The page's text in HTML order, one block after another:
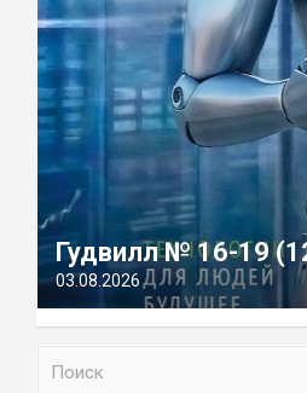
Гудвилл № 16-19
03.08.2026